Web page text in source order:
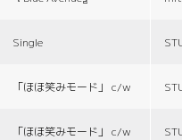
Single
「ほほ笑みモード」 c/w
「ほほ笑みモード」 c/w